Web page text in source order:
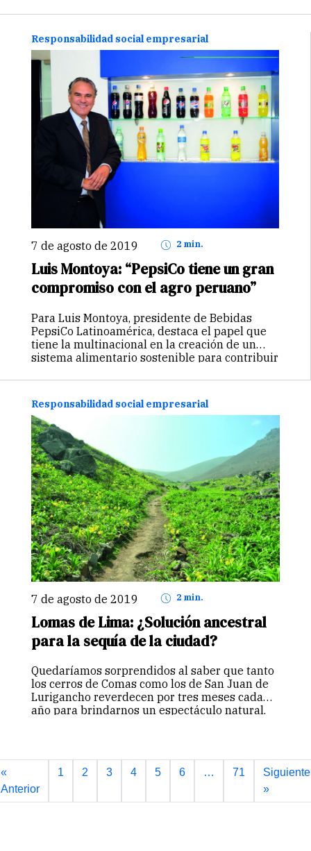
debe enfrentar. POR DIEGO ESTRADA
destrada@stakeholders.com.pe El…
Responsabilidad social empresarial
7 de agosto de 2019 2 min.
Luis Montoya: “PepsiCo tiene un gran
compromiso con el agro peruano”
Para Luis Montoya, presidente de Bebidas
PepsiCo Latinoamérica, destaca el papel que
tiene la multinacional en la creación de un
sistema alimentario sostenible para contribuir
MINAYA mminaya@stakeholders.com.pe La
Fundación PepsiCo ha donado… Continuar
Responsabilidad social empresarial
7 de agosto de 2019 2 min.
Lomas de Lima: ¿Solución ancestral
para la sequía de la ciudad?
Quedaríamos sorprendidos al saber que tanto
los cerros de Comas como los de San Juan de
Lurigancho reverdecen por tres meses cada
año para brindarnos un espectáculo natural.
«
Anterior
1 2 3 4 5 6 … 71
Siguiente
»